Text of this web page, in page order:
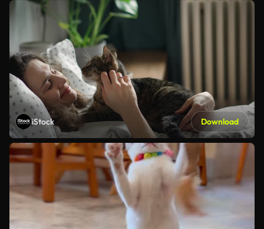
iStock Download